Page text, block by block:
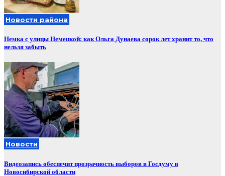
Новости района
Немка с улицы Немецкой: как Ольга Дунаева сорок лет хранит то, что
нельзя забыть
Новости
Видеозапись обеспечит прозрачность выборов в Госдуму в
Новосибирской области